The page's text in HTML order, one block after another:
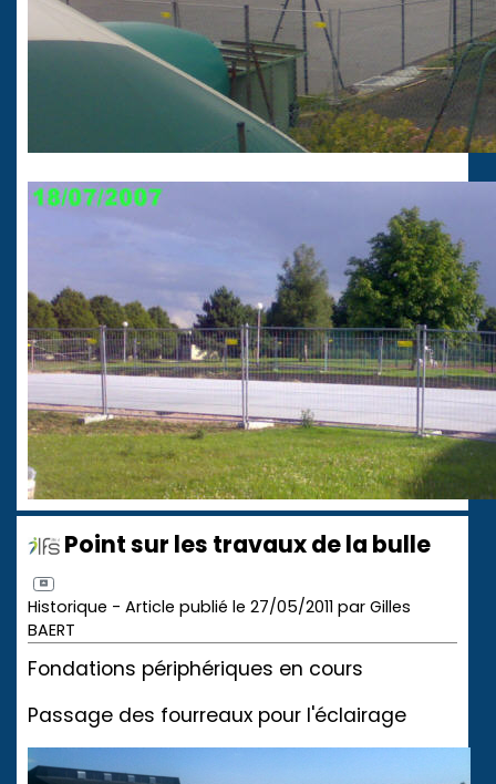
Point sur les travaux de la bulle
Historique - Article publié le 27/05/2011 par Gilles
BAERT
Fondations périphériques en cours
Passage des fourreaux pour l'éclairage